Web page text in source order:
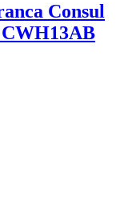
Consul
CWH13AB